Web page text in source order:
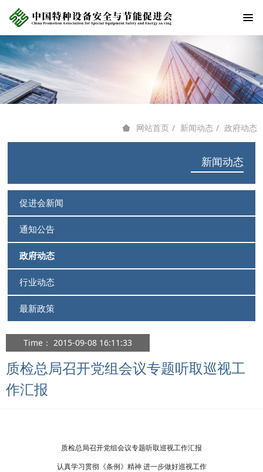
新闻动态
促进会新闻
通知公告
政府动态
行业动态
最新政策
网站首页 新闻动态 政府动态
Time： 2015-09-08 16:11:33
质检总局召开党组会议专题听取巡视工
作汇报
质检总局召开党组会议专题听取巡视工作汇报
认真学习贯彻《条例》精神 进一步做好巡视工作